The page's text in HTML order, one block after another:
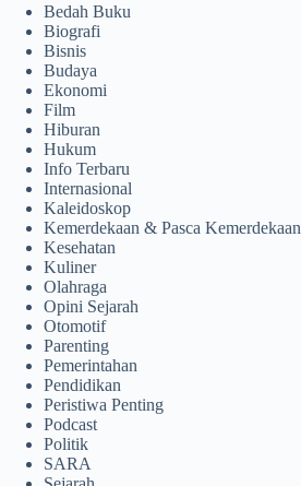
Bedah Buku
Biografi
Bisnis
Budaya
Ekonomi
Film
Hiburan
Hukum
Info Terbaru
Internasional
Kaleidoskop
Kemerdekaan & Pasca Kemerdekaan
Kesehatan
Kuliner
Olahraga
Opini Sejarah
Otomotif
Parenting
Pemerintahan
Pendidikan
Peristiwa Penting
Podcast
Politik
SARA